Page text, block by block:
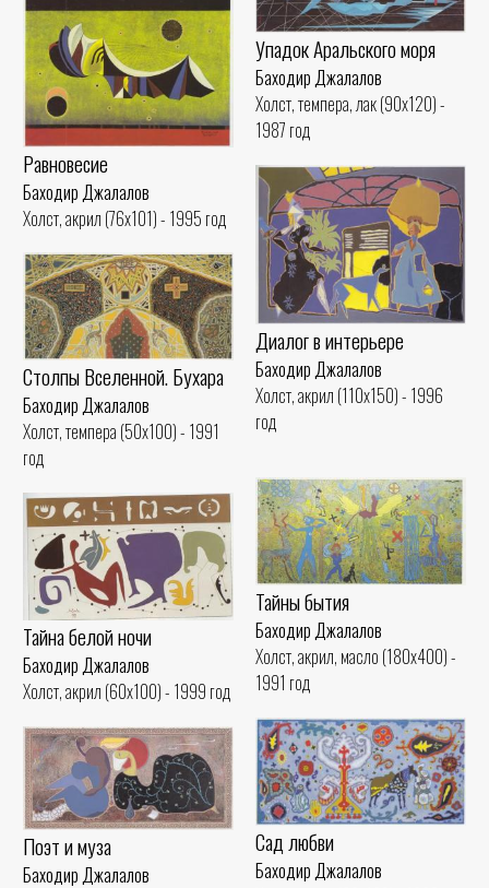
Упадок Аральского моря
Баходир Джалалов
Холст, темпера, лак (90x120) -
1987 год
Равновесие
Баходир Джалалов
Холст, акрил (76x101) - 1995 год
Диалог в интерьере
Баходир Джалалов
Холст, акрил (110x150) - 1996
год
Столпы Вселенной. Бухара
Баходир Джалалов
Холст, темпера (50x100) - 1991
год
Тайны бытия
Баходир Джалалов
Холст, акрил, масло (180x400) -
1991 год
Тайна белой ночи
Баходир Джалалов
Холст, акрил (60x100) - 1999 год
Сад любви
Баходир Джалалов
Поэт и муза
Баходир Джалалов